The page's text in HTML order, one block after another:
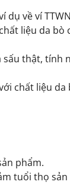
về ví
liệu da bò
thật, tính
chất liệu
phẩm.
tuổi thọ sản